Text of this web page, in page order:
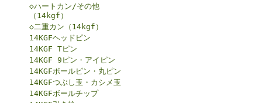
◇ハートカン/その他
（14kgf）
◇二重カン（14kgf）
14KGFヘッドピン
14KGF Tピン
14KGF 9ピン・アイピン
14KGFボールピン・丸ピン
14KGFつぶし玉・カシメ玉
14KGFボールチップ